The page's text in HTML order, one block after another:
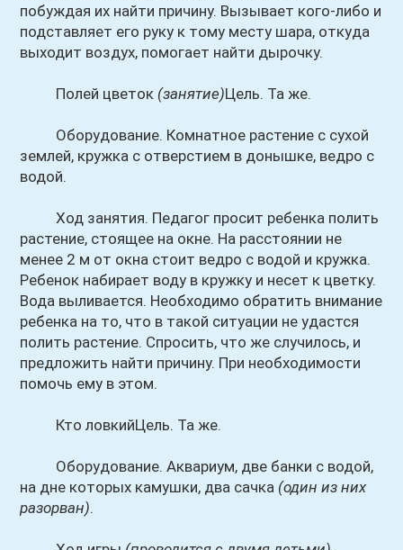
побуждая их найти причину. Вызывает кого-либо и
подставляет его руку к тому месту шара, откуда
выходит воздух, помогает найти дырочку.
Полей цветок (занятие)Цель. Та же.
Оборудование. Комнатное растение с сухой
землей, кружка с отверстием в донышке, ведро с
водой.
Ход занятия. Педагог просит ребенка полить
растение, стоящее на окне. На расстоянии не
менее 2 м от окна стоит ведро с водой и кружка.
Ребенок набирает воду в кружку и несет к цветку.
Вода выливается. Необходимо обратить внимание
ребенка на то, что в такой ситуации не удастся
полить растение. Спросить, что же случилось, и
предложить найти причину. При необходимости
помочь ему в этом.
Кто ловкийЦель. Та же.
Оборудование. Аквариум, две банки с водой,
на дне которых камушки, два сачка (один из них
разорван).